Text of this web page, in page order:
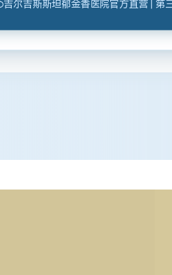
吉尔吉斯斯坦郁金香医院官方直营 | 第